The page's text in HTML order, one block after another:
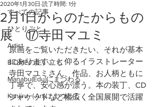
すべての記事
ひとりごと
Artist
BIOMEの生い立ち
Manabu(Edu)にまつわる
Kanjiru（Art)にまつわる
2月1日からのたからもの
展 ⑰寺田マユミ
2020年1月30日 読了時間: 1分
原画をご覧いただきたい、それが基本
にあります。と仰るイラストレーター
寺田マユミさん、作品、お人柄ともに
丁寧で、安心感が漂う。本の装丁、CD
ジャケットなど幅広く全国展開で活躍